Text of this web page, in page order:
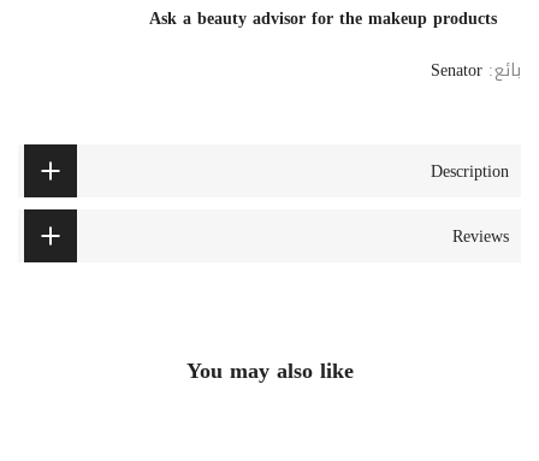
Ask a beauty advisor for the makeup products
بائع: Senator
Description
Reviews
You may also like